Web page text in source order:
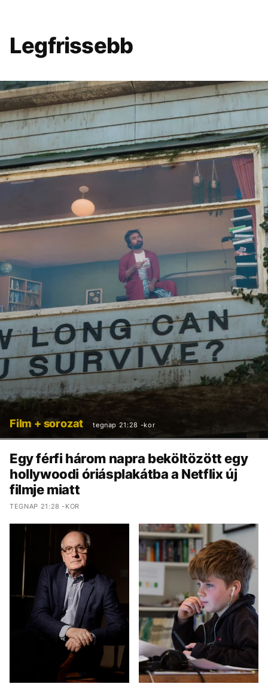
Legfrissebb
Film + sorozat tegnap 21:28 -kor
Egy férfi három napra beköltözött egy
hollywoodi óriásplakátba a Netflix új
filmje miatt
TEGNAP 21:28 -KOR